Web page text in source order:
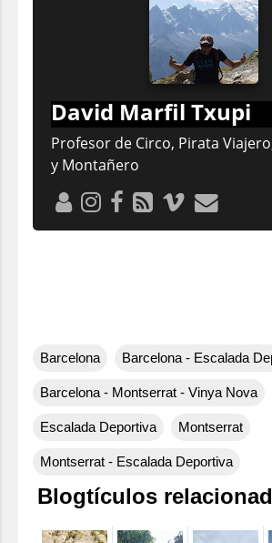
David Marfil Txupi
Profesor de Circo, Pirata
y Montañero
Barcelona Barcelona - Escalada
Barcelona - Montserrat - Vinya Nova
Escalada Deportiva Montserrat
Montserrat - Escalada Deportiva
Blogtículos